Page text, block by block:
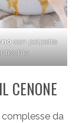
con polpette
CENONE
da